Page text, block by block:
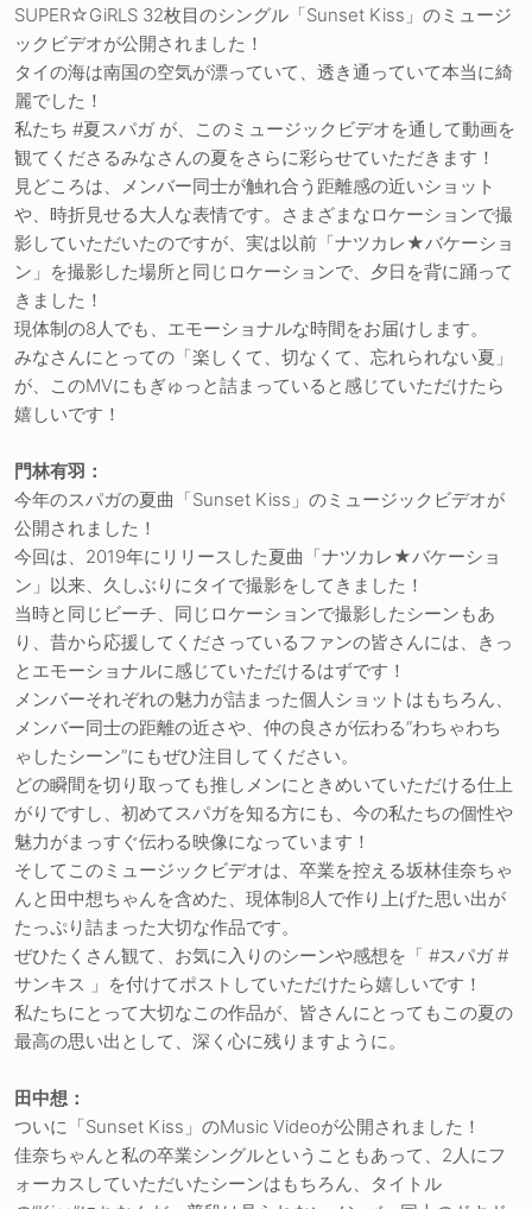
SUPER☆GiRLS 32枚目のシングル「Sunset Kiss」のミュージ
ックビデオが公開されました！
タイの海は南国の空気が漂っていて、透き通っていて本当に綺
麗でした！
私たち #夏スパガ が、このミュージックビデオを通して動画を
観てくださるみなさんの夏をさらに彩らせていただきます！
見どころは、メンバー同士が触れ合う距離感の近いショット
や、時折見せる大人な表情です。さまざまなロケーションで撮
影していただいたのですが、実は以前「ナツカレ★バケーショ
ン」を撮影した場所と同じロケーションで、夕日を背に踊って
きました！
現体制の8人でも、エモーショナルな時間をお届けします。
みなさんにとっての「楽しくて、切なくて、忘れられない夏」
が、このMVにもぎゅっと詰まっていると感じていただけたら
嬉しいです！
門林有羽：
今年のスパガの夏曲「Sunset Kiss」のミュージックビデオが
公開されました！
今回は、2019年にリリースした夏曲「ナツカレ★バケーショ
ン」以来、久しぶりにタイで撮影をしてきました！
当時と同じビーチ、同じロケーションで撮影したシーンもあ
り、昔から応援してくださっているファンの皆さんには、きっ
とエモーショナルに感じていただけるはずです！
メンバーそれぞれの魅力が詰まった個人ショットはもちろん、
メンバー同士の距離の近さや、仲の良さが伝わる“わちゃわち
ゃしたシーン”にもぜひ注目してください。
どの瞬間を切り取っても推しメンにときめいていただける仕上
がりですし、初めてスパガを知る方にも、今の私たちの個性や
魅力がまっすぐ伝わる映像になっています！
そしてこのミュージックビデオは、卒業を控える坂林佳奈ちゃ
んと田中想ちゃんを含めた、現体制8人で作り上げた思い出が
たっぷり詰まった大切な作品です。
ぜひたくさん観て、お気に入りのシーンや感想を「 #スパガ #
サンキス 」を付けてポストしていただけたら嬉しいです！
私たちにとって大切なこの作品が、皆さんにとってもこの夏の
最高の思い出として、深く心に残りますように。
田中想：
ついに「Sunset Kiss」のMusic Videoが公開されました！
佳奈ちゃんと私の卒業シングルということもあって、2人にフ
ォーカスしていただいたシーンはもちろん、タイトル